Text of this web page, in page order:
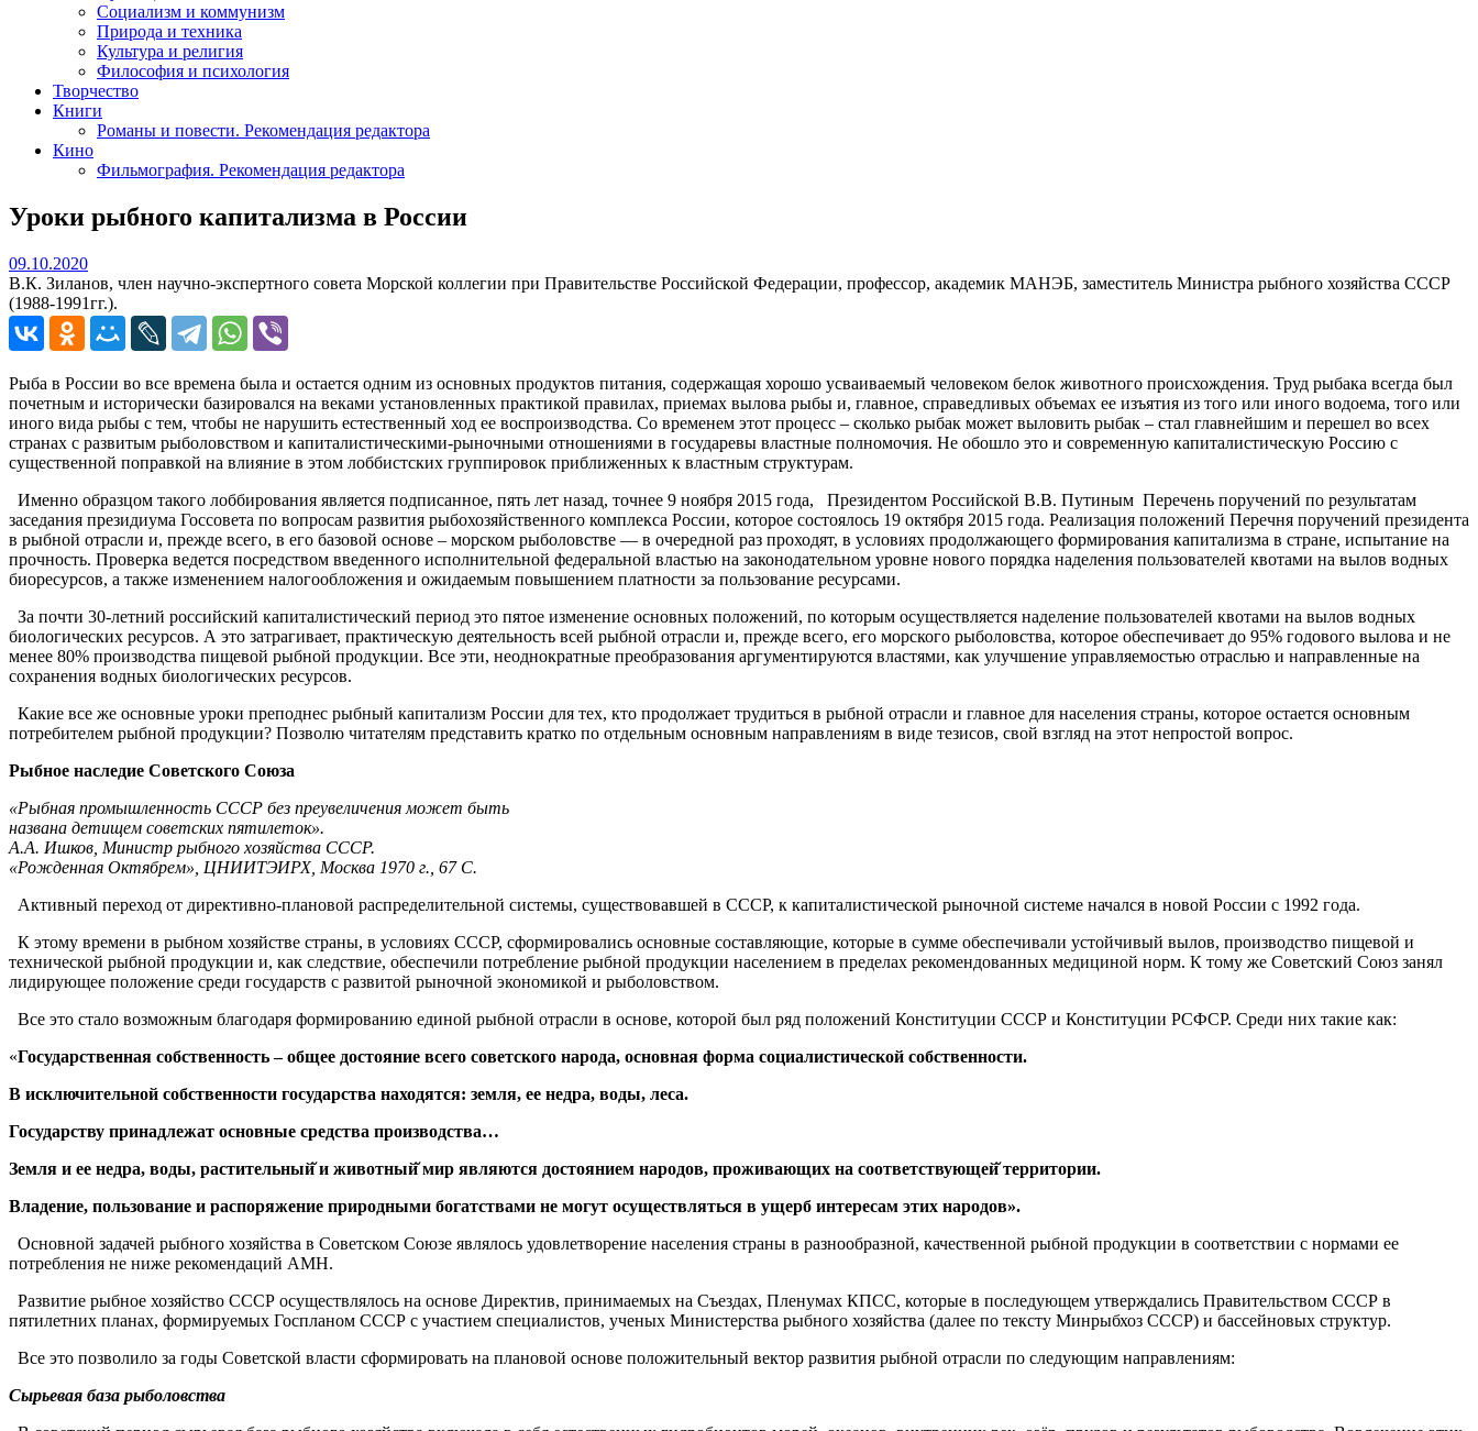
Социализм и коммунизм
Природа и техника
Культура и религия
Философия и психология
Творчество
Книги
Романы и повести. Рекомендация редактора
Кино
Фильмография. Рекомендация редактора
Уроки рыбного капитализма в России
09.10.202009.10.2020
В.К. Зиланов, член научно-экспертного совета Морской коллегии при Правительстве Российской Федерации, профессор, академик МАНЭБ, заместитель Министра рыбного хозяйства СССР
(1988-1991гг.).
Рыба в России во все времена была и остается одним из основных продуктов питания, содержащая хорошо усваиваемый человеком белок животного происхождения. Труд рыбака всегда был
почетным и исторически базировался на веками установленных практикой правилах, приемах вылова рыбы и, главное, справедливых объемах ее изъятия из того или иного водоема, того или
иного вида рыбы с тем, чтобы не нарушить естественный ход ее воспроизводства. Со временем этот процесс – сколько рыбак может выловить рыбак – стал главнейшим и перешел во всех
странах с развитым рыболовством и капиталистическими-рыночными отношениями в государевы властные полномочия. Не обошло это и современную капиталистическую Россию с
существенной поправкой на влияние в этом лоббистских группировок приближенных к властным структурам.
Именно образцом такого лоббирования является подписанное, пять лет назад, точнее 9 ноября 2015 года, Президентом Российской В.В. Путиным Перечень поручений по результатам
заседания президиума Госсовета по вопросам развития рыбохозяйственного комплекса России, которое состоялось 19 октября 2015 года. Реализация положений Перечня поручений президента
в рыбной отрасли и, прежде всего, в его базовой основе – морском рыболовстве — в очередной раз проходят, в условиях продолжающего формирования капитализма в стране, испытание на
прочность. Проверка ведется посредством введенного исполнительной федеральной властью на законодательном уровне нового порядка наделения пользователей квотами на вылов водных
биоресурсов, а также изменением налогообложения и ожидаемым повышением платности за пользование ресурсами.
За почти 30-летний российский капиталистический период это пятое изменение основных положений, по которым осуществляется наделение пользователей квотами на вылов водных
биологических ресурсов. А это затрагивает, практическую деятельность всей рыбной отрасли и, прежде всего, его морского рыболовства, которое обеспечивает до 95% годового вылова и не
менее 80% производства пищевой рыбной продукции. Все эти, неоднократные преобразования аргументируются властями, как улучшение управляемостью отраслью и направленные на
сохранения водных биологических ресурсов.
Какие все же основные уроки преподнес рыбный капитализм России для тех, кто продолжает трудиться в рыбной отрасли и главное для населения страны, которое остается основным
потребителем рыбной продукции? Позволю читателям представить кратко по отдельным основным направлениям в виде тезисов, свой взгляд на этот непростой вопрос.
Рыбное наследие Советского Союза
«Рыбная промышленность СССР без преувеличения может быть
названа детищем советских пятилеток».
А.А. Ишков, Министр рыбного хозяйства СССР.
«Рожденная Октябрем», ЦНИИТЭИРХ, Москва 1970 г., 67 С.
Активный переход от директивно-плановой распределительной системы, существовавшей в СССР, к капиталистической рыночной системе начался в новой России с 1992 года.
К этому времени в рыбном хозяйстве страны, в условиях СССР, сформировались основные составляющие, которые в сумме обеспечивали устойчивый вылов, производство пищевой и
технической рыбной продукции и, как следствие, обеспечили потребление рыбной продукции населением в пределах рекомендованных медициной норм. К тому же Советский Союз занял
лидирующее положение среди государств с развитой рыночной экономикой и рыболовством.
Все это стало возможным благодаря формированию единой рыбной отрасли в основе, которой был ряд положений Конституции СССР и Конституции РСФСР. Среди них такие как:
«Государственная собственность – общее достояние всего советского народа, основная форма социалистической собственности.
В исключительной собственности государства находятся: земля, ее недра, воды, леса.
Государству принадлежат основные средства производства…
Земля и ее недра, воды, растительный̆ и животный̆ мир являются достоянием народов, проживающих на соответствующей̆ территории.
Владение, пользование и распоряжение природными богатствами не могут осуществляться в ущерб интересам этих народов».
Основной задачей рыбного хозяйства в Советском Союзе являлось удовлетворение населения страны в разнообразной, качественной рыбной продукции в соответствии с нормами ее
потребления не ниже рекомендаций АМН.
Развитие рыбное хозяйство СССР осуществлялось на основе Директив, принимаемых на Съездах, Пленумах КПСС, которые в последующем утверждались Правительством СССР в
пятилетних планах, формируемых Госпланом СССР с участием специалистов, ученых Министерства рыбного хозяйства (далее по тексту Минрыбхоз СССР) и бассейновых структур.
Все это позволило за годы Советской власти сформировать на плановой основе положительный вектор развития рыбной отрасли по следующим направлениям:
Сырьевая база рыболовства